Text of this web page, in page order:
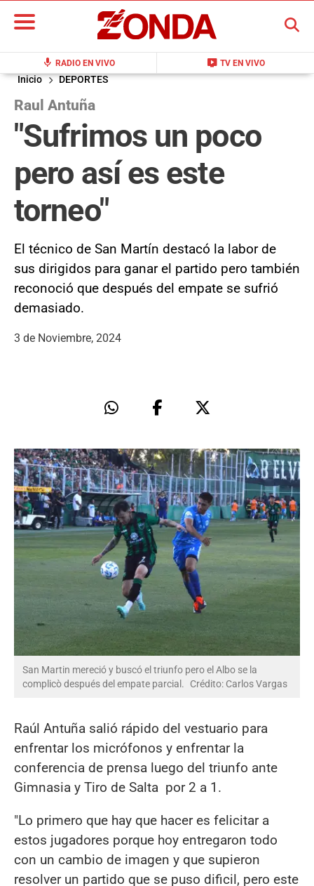
mic RADIO EN VIVO live_tv TV EN VIVO
BUSCAR
Inicio DEPORTES
Raul Antuña
"Sufrimos un poco
pero así es este
torneo"
El técnico de San Martín destacó la labor de
sus dirigidos para ganar el partido pero también
reconoció que después del empate se sufrió
demasiado.
3 de Noviembre, 2024
San Martin mereció y buscó el triunfo pero el Albo se la
complicò después del empate parcial.
Crédito: Carlos Vargas
Raúl Antuña salió rápido del vestuario para
enfrentar los micrófonos y enfrentar la
conferencia de prensa luego del triunfo ante
Gimnasia y Tiro de Salta por 2 a 1.
"Lo primero que hay que hacer es felicitar a
estos jugadores porque hoy entregaron todo
con un cambio de imagen y que supieron
resolver un partido que se puso dificil, pero este